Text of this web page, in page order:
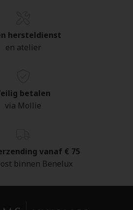
hersteldienst
en atelier
betalen
via Mollie
vanaf € 75
binnen Benelux